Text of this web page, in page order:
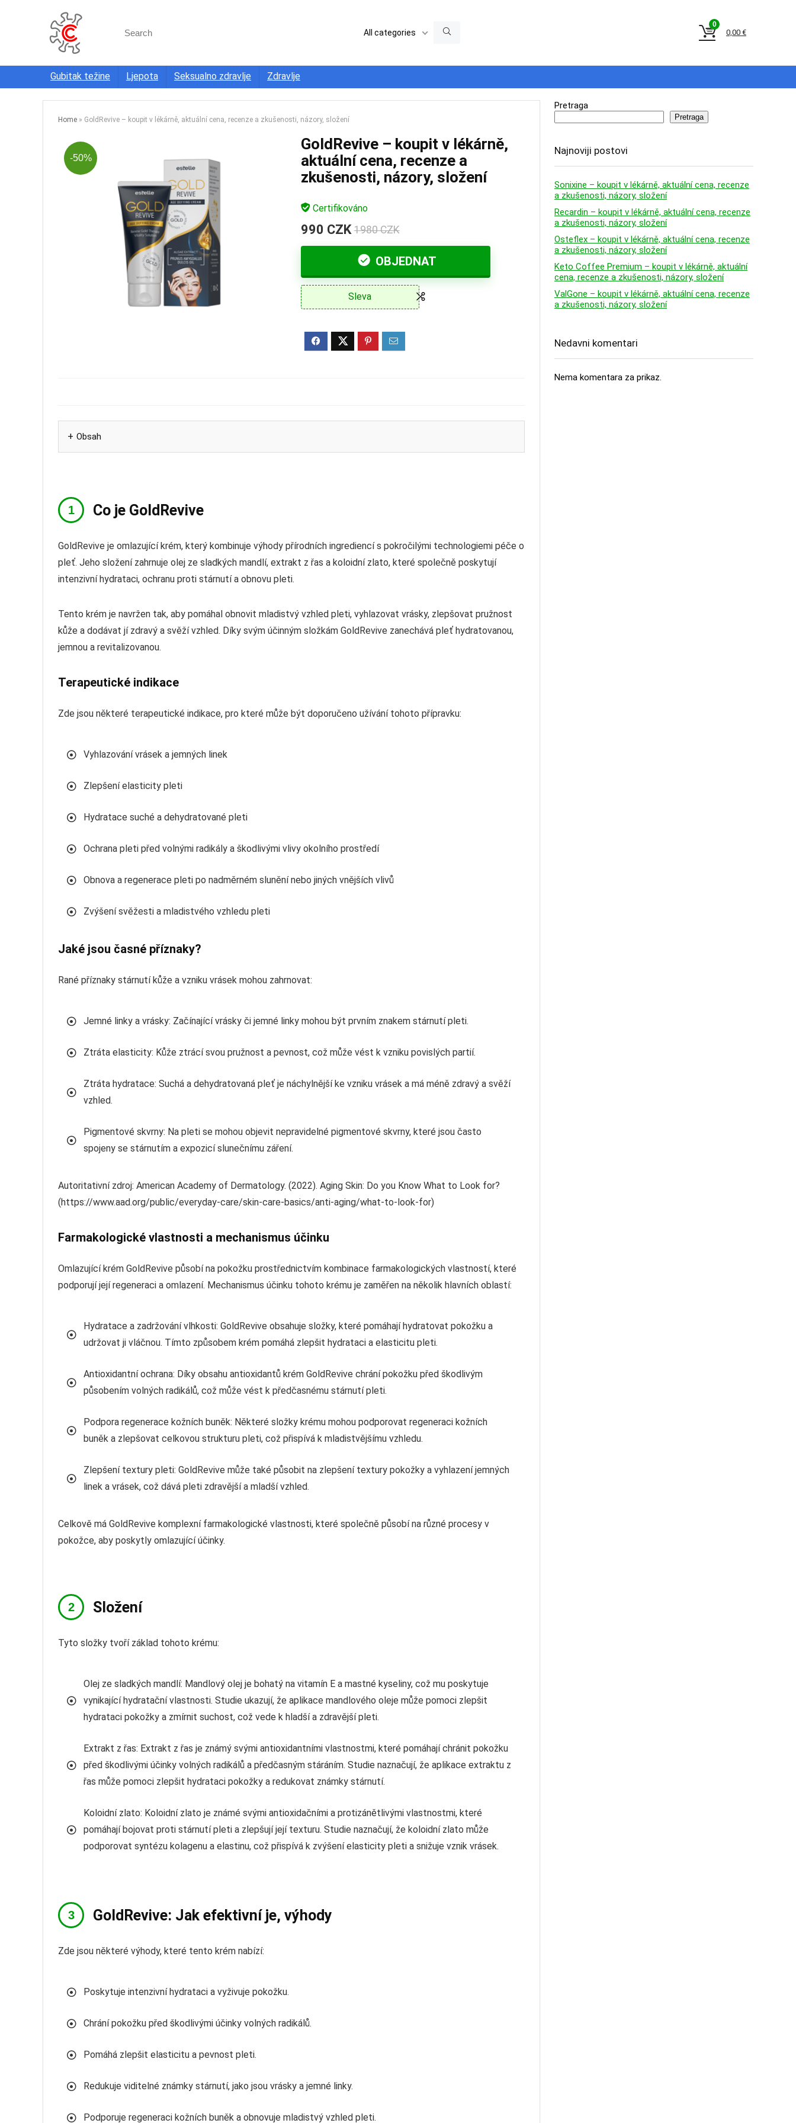
for:
All categories
0
0,00 €
Gubitak težine Ljepota Seksualno zdravlje Zdravlje
Home » GoldRevive – koupit v lékárně, aktuální cena, recenze a zkušenosti, názory, složení
-50%
GoldRevive – koupit v lékárně,
aktuální cena, recenze a
zkušenosti, názory, složení
Certifikováno
990 CZK 1980 CZK
OBJEDNAT
Sleva
Obsah
Co je GoldRevive
GoldRevive je omlazující krém, který kombinuje výhody přírodních ingrediencí s pokročilými technologiemi péče o
pleť. Jeho složení zahrnuje olej ze sladkých mandlí, extrakt z řas a koloidní zlato, které společně poskytují
intenzivní hydrataci, ochranu proti stárnutí a obnovu pleti.
Tento krém je navržen tak, aby pomáhal obnovit mladistvý vzhled pleti, vyhlazovat vrásky, zlepšovat pružnost
kůže a dodávat jí zdravý a svěží vzhled. Díky svým účinným složkám GoldRevive zanechává pleť hydratovanou,
jemnou a revitalizovanou.
Terapeutické indikace
Zde jsou některé terapeutické indikace, pro které může být doporučeno užívání tohoto přípravku:
Vyhlazování vrásek a jemných linek
Zlepšení elasticity pleti
Hydratace suché a dehydratované pleti
Ochrana pleti před volnými radikály a škodlivými vlivy okolního prostředí
Obnova a regenerace pleti po nadměrném slunění nebo jiných vnějších vlivů
Zvýšení svěžesti a mladistvého vzhledu pleti
Jaké jsou časné příznaky?
Rané příznaky stárnutí kůže a vzniku vrásek mohou zahrnovat:
Jemné linky a vrásky: Začínající vrásky či jemné linky mohou být prvním znakem stárnutí pleti.
Ztráta elasticity: Kůže ztrácí svou pružnost a pevnost, což může vést k vzniku povislých partií.
Ztráta hydratace: Suchá a dehydratovaná pleť je náchylnější ke vzniku vrásek a má méně zdravý a svěží
vzhled.
Pigmentové skvrny: Na pleti se mohou objevit nepravidelné pigmentové skvrny, které jsou často
spojeny se stárnutím a expozicí slunečnímu záření.
Autoritativní zdroj: American Academy of Dermatology. (2022). Aging Skin: Do you Know What to Look for?
(https://www.aad.org/public/everyday-care/skin-care-basics/anti-aging/what-to-look-for)
Farmakologické vlastnosti a mechanismus účinku
Omlazující krém GoldRevive působí na pokožku prostřednictvím kombinace farmakologických vlastností, které
podporují její regeneraci a omlazení. Mechanismus účinku tohoto krému je zaměřen na několik hlavních oblastí:
Hydratace a zadržování vlhkosti: GoldRevive obsahuje složky, které pomáhají hydratovat pokožku a
udržovat ji vláčnou. Tímto způsobem krém pomáhá zlepšit hydrataci a elasticitu pleti.
Antioxidantní ochrana: Díky obsahu antioxidantů krém GoldRevive chrání pokožku před škodlivým
působením volných radikálů, což může vést k předčasnému stárnutí pleti.
Podpora regenerace kožních buněk: Některé složky krému mohou podporovat regeneraci kožních
buněk a zlepšovat celkovou strukturu pleti, což přispívá k mladistvějšímu vzhledu.
Zlepšení textury pleti: GoldRevive může také působit na zlepšení textury pokožky a vyhlazení jemných
linek a vrásek, což dává pleti zdravější a mladší vzhled.
Celkově má GoldRevive komplexní farmakologické vlastnosti, které společně působí na různé procesy v
pokožce, aby poskytly omlazující účinky.
Složení
Tyto složky tvoří základ tohoto krému:
Olej ze sladkých mandlí: Mandlový olej je bohatý na vitamín E a mastné kyseliny, což mu poskytuje
vynikající hydratační vlastnosti. Studie ukazují, že aplikace mandlového oleje může pomoci zlepšit
hydrataci pokožky a zmírnit suchost, což vede k hladší a zdravější pleti.
Extrakt z řas: Extrakt z řas je známý svými antioxidantními vlastnostmi, které pomáhají chránit pokožku
před škodlivými účinky volných radikálů a předčasným stáráním. Studie naznačují, že aplikace extraktu z
řas může pomoci zlepšit hydrataci pokožky a redukovat známky stárnutí.
Koloidní zlato: Koloidní zlato je známé svými antioxidačními a protizánětlivými vlastnostmi, které
pomáhají bojovat proti stárnutí pleti a zlepšují její texturu. Studie naznačují, že koloidní zlato může
podporovat syntézu kolagenu a elastinu, což přispívá k zvýšení elasticity pleti a snižuje vznik vrásek.
GoldRevive: Jak efektivní je, výhody
Zde jsou některé výhody, které tento krém nabízí:
Poskytuje intenzivní hydrataci a vyživuje pokožku.
Chrání pokožku před škodlivými účinky volných radikálů.
Pomáhá zlepšit elasticitu a pevnost pleti.
Redukuje viditelné známky stárnutí, jako jsou vrásky a jemné linky.
Podporuje regeneraci kožních buněk a obnovuje mladistvý vzhled pleti.
Pretraga
Pretraga
Najnoviji postovi
Sonixine – koupit v lékárně, aktuální cena, recenze
a zkušenosti, názory, složení
Recardin – koupit v lékárně, aktuální cena, recenze
a zkušenosti, názory, složení
Osteflex – koupit v lékárně, aktuální cena, recenze
a zkušenosti, názory, složení
Keto Coffee Premium – koupit v lékárně, aktuální
cena, recenze a zkušenosti, názory, složení
ValGone – koupit v lékárně, aktuální cena, recenze
a zkušenosti, názory, složení
Nedavni komentari
Nema komentara za prikaz.